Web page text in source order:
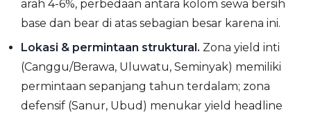
arah 4-6%, perbedaan antara kolom sewa bersih
base dan bear di atas sebagian besar karena ini.
Lokasi & permintaan struktural. Zona yield inti
(Canggu/Berawa, Uluwatu, Seminyak) memiliki
permintaan sepanjang tahun terdalam; zona
defensif (Sanur, Ubud) menukar yield headline